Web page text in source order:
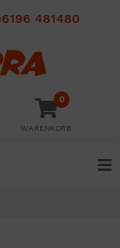
481480
0
WARENKORB